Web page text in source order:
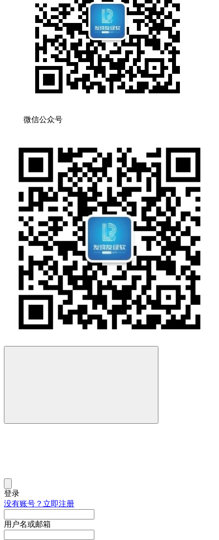
微信公众号
登录
没有账号？立即注册
用户名或邮箱